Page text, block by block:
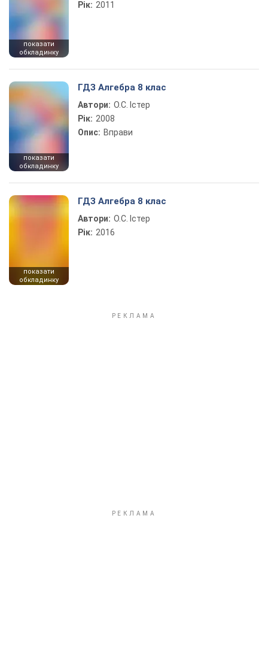
показати
обкладинку
Рік: 2011
показати
обкладинку
ГДЗ Алгебра 8 клас
Автори: О.С. Істер
Рік: 2008
Опис: Вправи
показати
обкладинку
ГДЗ Алгебра 8 клас
Автори: О.С. Істер
Рік: 2016